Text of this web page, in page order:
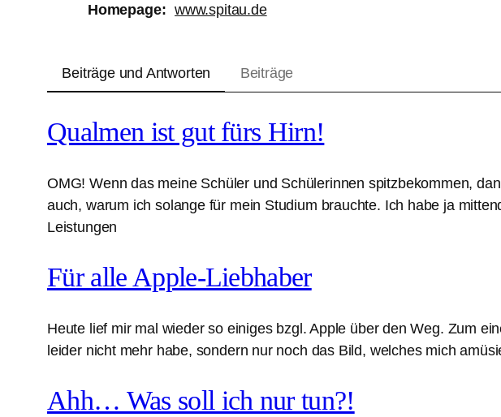
Homepage
www.spitau.de
Beiträge und Antworten Beiträge
Qualmen ist gut fürs Hirn!
OMG! Wenn das meine Schüler und Schülerinnen spitzbekommen,
auch, warum ich solange für mein Studium brauchte. Ich habe ja
Leistungen
Für alle Apple-Liebhaber
Heute lief mir mal wieder so einiges bzgl. Apple über den Weg. Zum
leider nicht mehr habe, sondern nur noch das Bild, welches mich
Ahh… Was soll ich nur tun?!